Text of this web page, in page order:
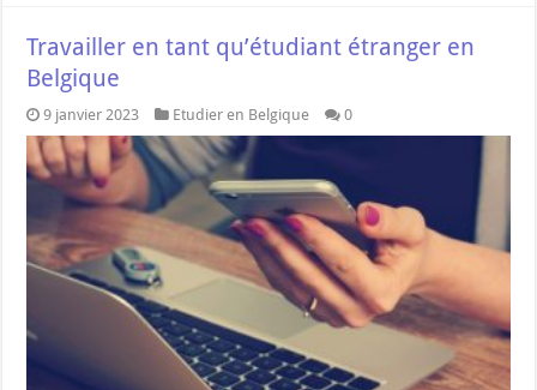
Travailler en tant qu’étudiant étranger en
Belgique
9 janvier 2023 Etudier en Belgique 0